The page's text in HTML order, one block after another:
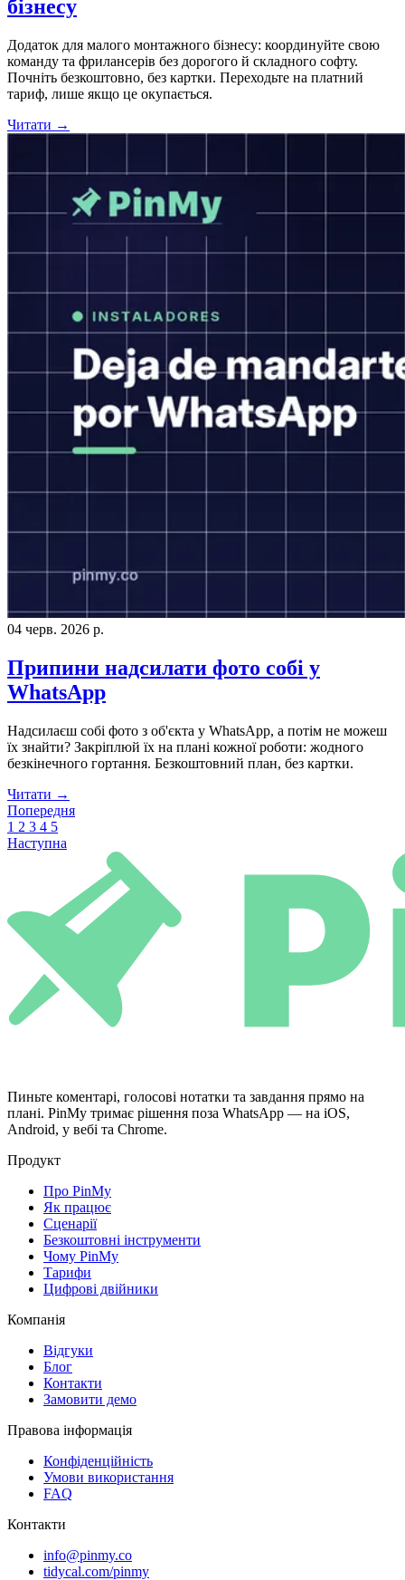
бізнесу
Додаток для малого монтажного бізнесу: координуйте свою
команду та фрилансерів без дорогого й складного софту.
Почніть безкоштовно, без картки. Переходьте на платний
тариф, лише якщо це окупається.
Читати →
04 черв. 2026 р.
Припини надсилати фото собі у
WhatsApp
Надсилаєш собі фото з об'єкта у WhatsApp, а потім не можеш
їх знайти? Закріплюй їх на плані кожної роботи: жодного
безкінечного гортання. Безкоштовний план, без картки.
Читати →
Попередня
1 2 3 4 5
Наступна
Пиньте коментарі, голосові нотатки та завдання прямо на
плані. PinMy тримає рішення поза WhatsApp — на iOS,
Android, у вебі та Chrome.
Продукт
Про PinMy
Як працює
Сценарії
Безкоштовні інструменти
Чому PinMy
Тарифи
Цифрові двійники
Компанія
Відгуки
Блог
Контакти
Замовити демо
Правова інформація
Конфіденційність
Умови використання
FAQ
Контакти
info@pinmy.co
tidycal.com/pinmy